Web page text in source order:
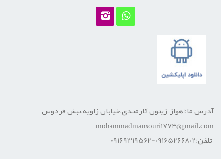
آدرس ما:اهواز, زیتون کارمندی،خیابان زاویه،نبش فردوس
mohammadmansouri1774@gmail.com
تلفن:09165266802-09169319562